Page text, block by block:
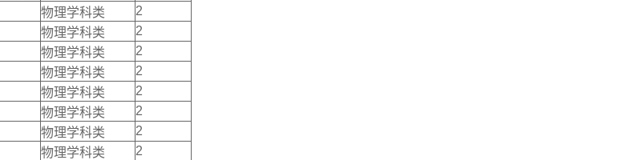
物理学科类
2
物理学科类
2
物理学科类
2
物理学科类
2
物理学科类
2
物理学科类
2
物理学科类
2
物理学科类
2